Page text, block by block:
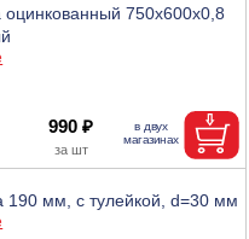
оцинкованный 750х600х0,8
990 ₽
190 мм, с тулейкой, d=30 мм